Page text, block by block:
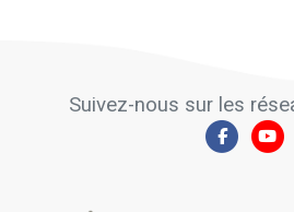
Suivez-nous sur les